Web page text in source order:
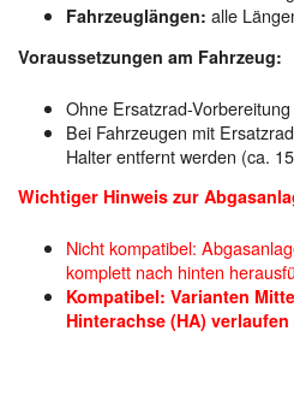
Fahrzeuglängen: alle
Voraussetzungen am Fahrzeug:
Ohne Ersatzrad-
Bei Fahrzeugen mit
Halter entfernt werden (ca.
Wichtiger Hinweis zur
Nicht kompatibel:
komplett nach hinten
Kompatibel: Varianten
Hinterachse (HA)